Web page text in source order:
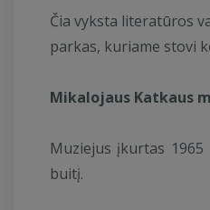
Čia vyksta literatūros
parkas, kuriame stovi
Mikalojaus Katkaus
Muziejus įkurtas 1965
buitį.